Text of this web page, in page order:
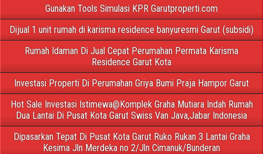
Gunakan Tools Simulasi KPR Garutproperti.com
Dijual 1 unit rumah di karisma residence banyuresmi Garut (subsidi)
Rumah Idaman Di Jual Cepat Perumahan Permata Karisma
Residence Garut Kota
Investasi Properti Di Perumahan Griya Bumi Praja Hampor Garut
Hot Sale Investasi Istimewa@Komplek Graha Mutiara Indah Rumah
Dua Lantai Di Pusat Kota Garut Swiss Van Java,Jabar Indonesia
Dipasarkan Tepat Di Pusat Kota Garut Ruko Rukan 3 Lantai Graha
Kesima Jln Merdeka no 2/Jln Cimanuk/Bunderan